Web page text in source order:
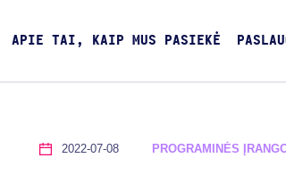
APIE TAI, KAIP MUS PASIEKĖ
2022-07-08 PROGRAMINĖS